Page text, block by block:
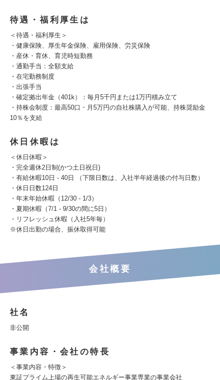
待遇・福利厚生は
＜待遇・福利厚生＞
・健康保険、厚生年金保険、雇用保険、労災保険
・産休・育休、育児時短勤務
・通勤手当：全額支給
・在宅勤務制度
・出張手当
・確定拠出年金（401k）：毎月5千円または1万円積み立て
・持株会制度：最高50口・月5万円の自社株購入が可能、持株奨励金
10％を支給
休日休暇は
＜休日休暇＞
・完全週休2日制(かつ土日祝日)
・有給休暇10日 - 40日 （下限日数は、入社半年経過後の付与日数）
・休日日数124日
・年末年始休暇（12/30 - 1/3）
・夏期休暇（7/1 - 9/30の間に5日）
・リフレッシュ休暇（入社5年毎）
※休日出勤の場合、振休取得可能
会社概要
社名
非公開
事業内容・会社の特長
＜事業内容・特徴＞
東証プライム上場の再生可能エネルギー事業専業の事業会社